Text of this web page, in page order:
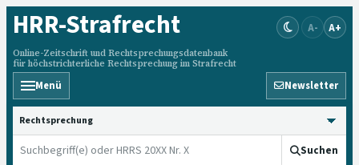
HRR-Strafrecht
Online-Zeitschrift und Rechtsprechungsdatenbank
für höchstrichterliche Rechtsprechung im Strafrecht
A- A+
Menü Newsletter
HRRS durchsuchen
Suchen